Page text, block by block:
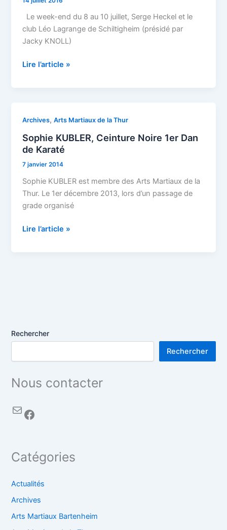
Le week-end du 8 au 10 juillet, Serge Heckel et le
club Léo Lagrange de Schiltigheim (présidé par
Jacky KNOLL)
Thur
stage
avec
McCarthy
Lire l’article »
Archives,Arts Martiaux de la Thur
Sophie KUBLER, Ceinture Noire 1er Dan
de Karaté
7 janvier 2014
Sophie KUBLER est membre des Arts Martiaux de la
Thur. Le 1er décembre 2013, lors d’un passage de
grade organisé
Sophie
Ceinture
Noire
1er
Dan
de
Karaté
Lire l’article »
Rechercher
Rechercher
Nous contacter
Catégories
Actualités
Archives
Arts Martiaux Bartenheim